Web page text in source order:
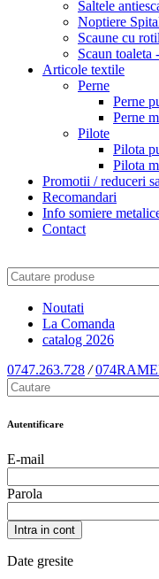
Saltele
Noptiere
Scaune cu
Scaun
Articole textile
Perne
Perne
Perne
Pilote
Pilota
Pilota
Promotii / reduceri
Recomandari
Info somiere
Contact
Noutati
La Comanda
catalog 2026
0747.263.728 /
Autentificare
E-mail
Parola
Intra in cont
Date gresite